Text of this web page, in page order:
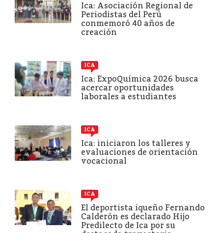
Ica: Asociación Regional de
Periodistas del Perú
conmemoró 40 años de
creación
ICA
Ica: ExpoQuímica 2026 busca
acercar oportunidades
laborales a estudiantes
ICA
Ica: iniciaron los talleres y
evaluaciones de orientación
vocacional
ICA
El deportista iqueño Fernando
Calderón es declarado Hijo
Predilecto de Ica por su